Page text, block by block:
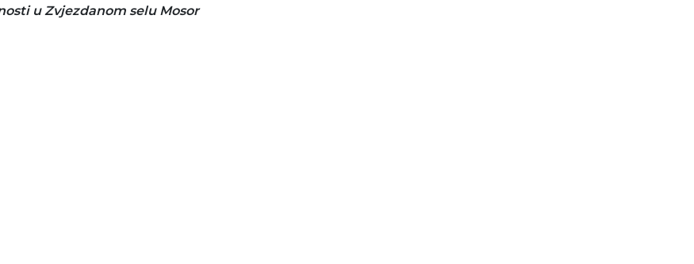
u Zvjezdanom selu Mosor